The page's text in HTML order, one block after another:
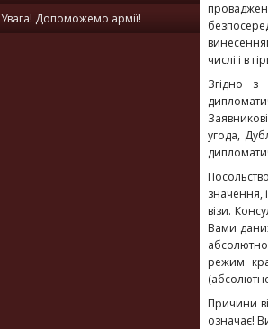
Увага! Допоможемо армії!
числі і в
Згідно з
угода,
значення,
візи.
Вами
абсолютно
режим
Причини
означає!